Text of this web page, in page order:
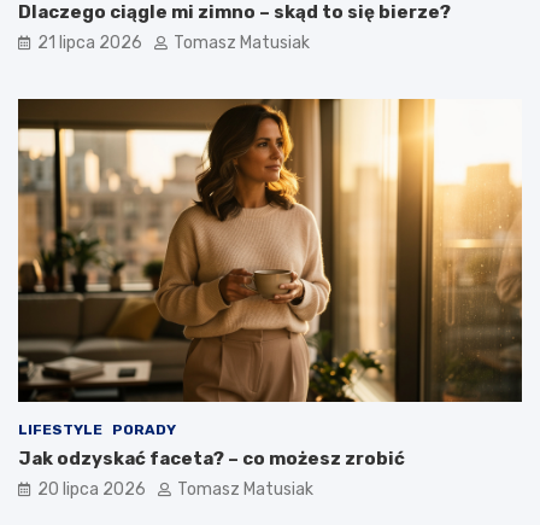
Dlaczego ciągle mi zimno – skąd to się bierze?
21 lipca 2026 Tomasz Matusiak
LIFESTYLE PORADY
Jak odzyskać faceta? – co możesz zrobić
20 lipca 2026 Tomasz Matusiak